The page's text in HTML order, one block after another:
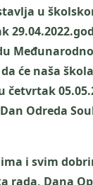
u
će naša
Odreda
i svim
Dana